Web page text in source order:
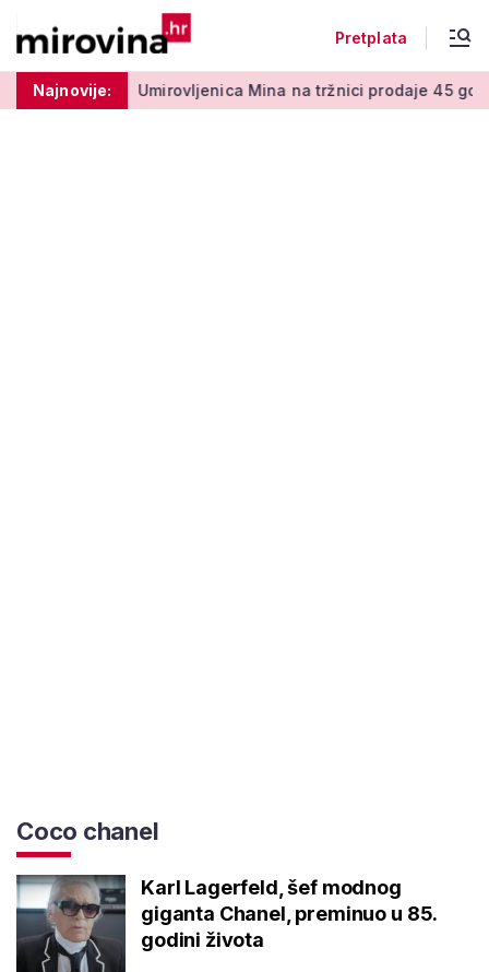
Pretplata
Najnovije:
50 centi Umirovljenica Mina na tržnici prodaje 45
Coco chanel
Karl Lagerfeld, šef modnog
giganta Chanel, preminuo u 85.
godini života